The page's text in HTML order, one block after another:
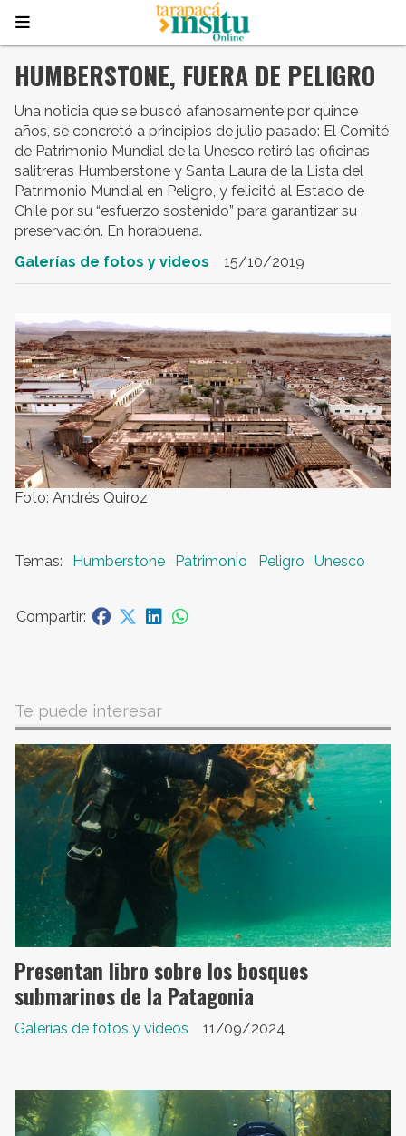
HUMBERSTONE, FUERA DE PELIGRO
Una noticia que se buscó afanosamente por quince
años, se concretó a principios de julio pasado: El Comité
de Patrimonio Mundial de la Unesco retiró las oficinas
salitreras Humberstone y Santa Laura de la Lista del
Patrimonio Mundial en Peligro, y felicitó al Estado de
Chile por su “esfuerzo sostenido” para garantizar su
preservación. En horabuena.
Galerías de fotos y videos
15/10/2019
Foto: Andrés Quiroz
Humberstone Patrimonio Peligro Unesco
Te puede interesar
Presentan libro sobre los bosques
submarinos de la Patagonia
Galerías de fotos y videos 11/09/2024